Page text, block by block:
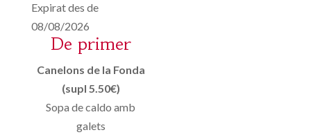
Expirat des de
08/08/2026
De primer
Canelons de la Fonda
(supl 5.50€)
Sopa de caldo amb
galets